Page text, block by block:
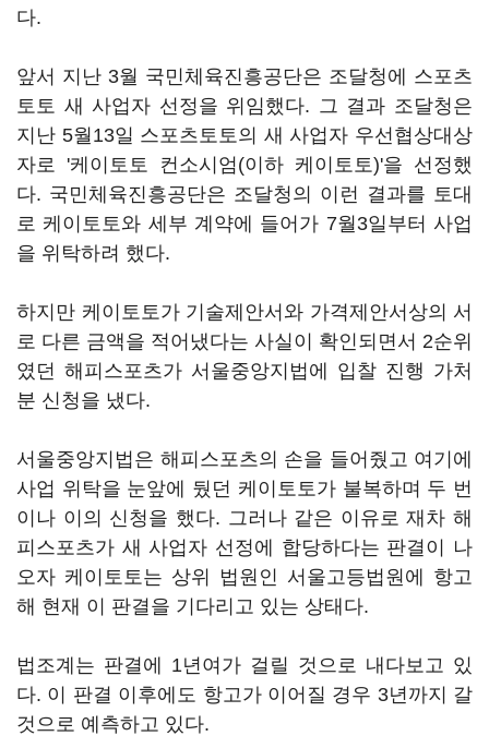
다.
앞서 지난 3월 국민체육진흥공단은 조달청에 스포츠
토토 새 사업자 선정을 위임했다. 그 결과 조달청은
지난 5월13일 스포츠토토의 새 사업자 우선협상대상
자로 '케이토토 컨소시엄(이하 케이토토)'을 선정했
다. 국민체육진흥공단은 조달청의 이런 결과를 토대
로 케이토토와 세부 계약에 들어가 7월3일부터 사업
을 위탁하려 했다.
하지만 케이토토가 기술제안서와 가격제안서상의 서
로 다른 금액을 적어냈다는 사실이 확인되면서 2순위
였던 해피스포츠가 서울중앙지법에 입찰 진행 가처
분 신청을 냈다.
서울중앙지법은 해피스포츠의 손을 들어줬고 여기에
사업 위탁을 눈앞에 뒀던 케이토토가 불복하며 두 번
이나 이의 신청을 했다. 그러나 같은 이유로 재차 해
피스포츠가 새 사업자 선정에 합당하다는 판결이 나
오자 케이토토는 상위 법원인 서울고등법원에 항고
해 현재 이 판결을 기다리고 있는 상태다.
법조계는 판결에 1년여가 걸릴 것으로 내다보고 있
다. 이 판결 이후에도 항고가 이어질 경우 3년까지 갈
것으로 예측하고 있다.